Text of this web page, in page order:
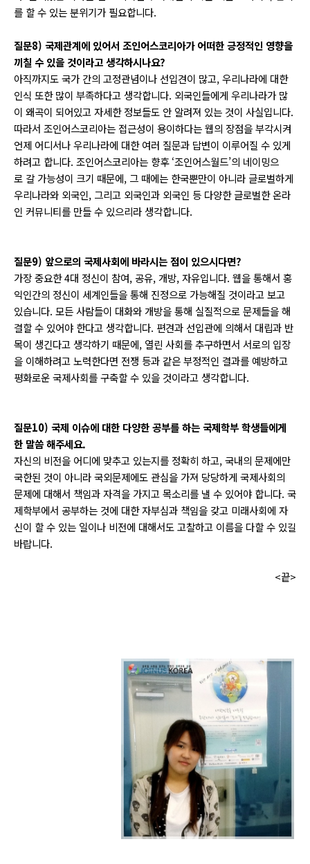
를 할 수 있는 분위기가 필요합니다.
질문8) 국제관계에 있어서 조인어스코리아가 어떠한 긍정적인 영향을
끼칠 수 있을 것이라고 생각하시나요?
아직까지도 국가 간의 고정관념이나 선입견이 많고, 우리나라에 대한
인식 또한 많이 부족하다고 생각합니다. 외국인들에게 우리나라가 많
이 왜곡이 되어있고 자세한 정보들도 안 알려져 있는 것이 사실입니다.
따라서 조인어스코리아는 접근성이 용이하다는 웹의 장점을 부각시켜
언제 어디서나 우리나라에 대한 여러 질문과 답변이 이루어질 수 있게
하려고 합니다. 조인어스코리아는 향후 ‘조인어스월드’의 네이밍으
로 갈 가능성이 크기 때문에, 그 때에는 한국뿐만이 아니라 글로벌하게
우리나라와 외국인, 그리고 외국인과 외국인 등 다양한 글로벌한 온라
인 커뮤니티를 만들 수 있으리라 생각합니다.
질문9) 앞으로의 국제사회에 바라시는 점이 있으시다면?
가장 중요한 4대 정신이 참여, 공유, 개방, 자유입니다. 웹을 통해서 홍
익인간의 정신이 세계인들을 통해 진정으로 가능해질 것이라고 보고
있습니다. 모든 사람들이 대화와 개방을 통해 실질적으로 문제들을 해
결할 수 있어야 한다고 생각합니다. 편견과 선입관에 의해서 대립과 반
목이 생긴다고 생각하기 때문에, 열린 사회를 추구하면서 서로의 입장
을 이해하려고 노력한다면 전쟁 등과 같은 부정적인 결과를 예방하고
평화로운 국제사회를 구축할 수 있을 것이라고 생각합니다.
질문10) 국제 이슈에 대한 다양한 공부를 하는 국제학부 학생들에게
한 말씀 해주세요.
자신의 비전을 어디에 맞추고 있는지를 정확히 하고, 국내의 문제에만
국한된 것이 아니라 국외문제에도 관심을 가져 당당하게 국제사회의
문제에 대해서 책임과 자격을 가지고 목소리를 낼 수 있어야 합니다. 국
제학부에서 공부하는 것에 대한 자부심과 책임을 갖고 미래사회에 자
신이 할 수 있는 일이나 비전에 대해서도 고찰하고 이름을 다할 수 있길
바랍니다.
<끝>